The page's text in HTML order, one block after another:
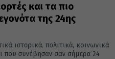
και τα πιο
της 24ης
ιστορικά, πολιτικά, κοινωνικά
που συνέβησαν σαν σήμερα 24